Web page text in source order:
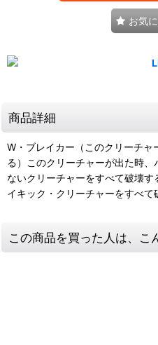
お気
商品詳細
W・ブレイカー（このクリーチャ
る）このクリーチャーが出た時
ないクリーチャーをすべて破壊
イキック・クリーチャーをすべて
この商品を買った人は、こ